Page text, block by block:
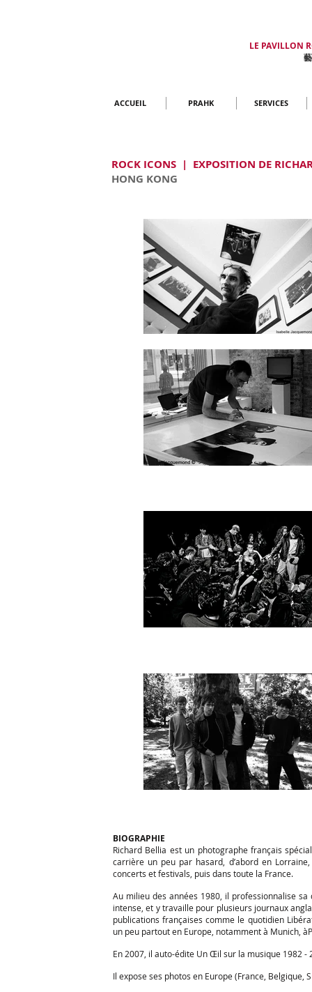
LE PAVILLON
ACCUEIL PRAHK SERVICES
ROCK ICONS | EXPOSITION DE
HONG KONG
BIOGRAPHIE
Richard Bellia est un photographe français
carrière un peu par hasard, d’abord en
concerts et festivals, puis dans toute la France.
Au milieu des années 1980, il professionnalise
intense, et y travaille pour plusieurs journaux
publications françaises comme le quotidien
un peu partout en Europe, notamment à Munich,
En 2007, il auto-édite Un Œil sur la musique 1982
Il expose ses photos en Europe (France, Belgique,